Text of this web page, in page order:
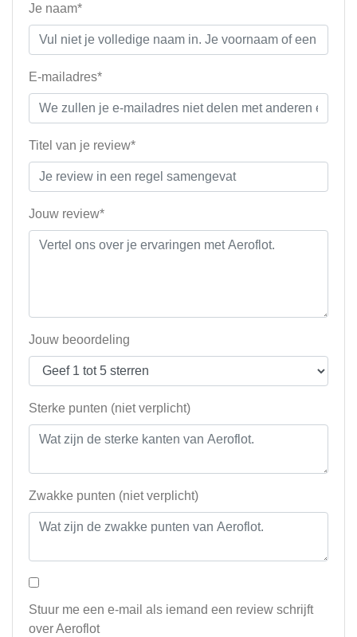
Je naam*
E-mailadres*
Titel van je review*
Jouw review*
Jouw beoordeling
Sterke punten (niet verplicht)
Zwakke punten (niet verplicht)
Stuur me een e-mail als iemand een review schrijft
over Aeroflot